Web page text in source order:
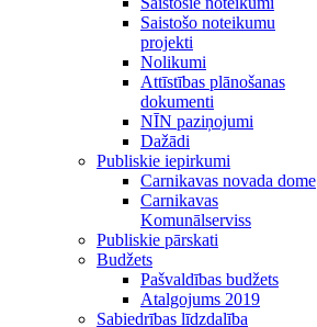
Saistošo noteikumu
projekti
Nolikumi
Attīstības plānošanas
dokumenti
NĪN paziņojumi
Dažādi
Publiskie iepirkumi
Carnikavas novada dome
Carnikavas
Komunālserviss
Publiskie pārskati
Budžets
Pašvaldības budžets
Atalgojums 2019
Sabiedrības līdzdalība